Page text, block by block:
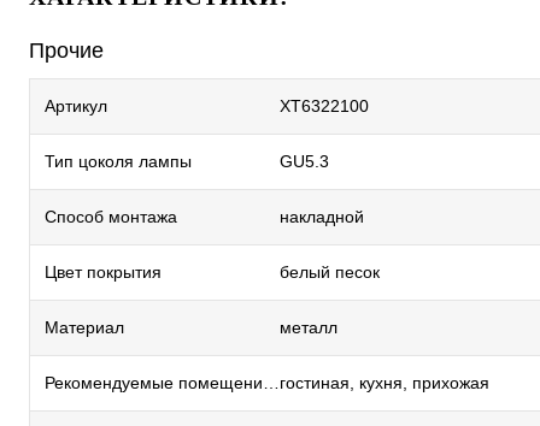
Прочие
Артикул XT6322100
Тип цоколя лампы GU5.3
Способ монтажа накладной
Цвет покрытия белый песок
Материал металл
гостиная, кухня, прихожая